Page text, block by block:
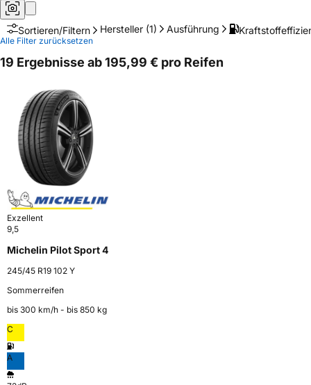
Sortieren/Filtern Hersteller (1) Ausführung
Alle Filter zurücksetzen
19 Ergebnisse ab 195,99 € pro Reifen
Exzellent
9,5
Michelin Pilot Sport 4
245/45 R19 102 Y
Sommerreifen
bis 300 km⁠/⁠h - bis 850 kg
C
A